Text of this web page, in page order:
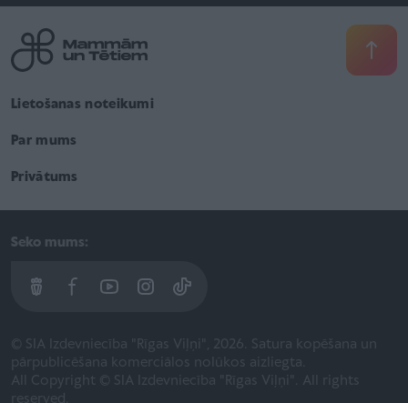
Lietošanas noteikumi
Par mums
Privātums
Seko mums:
© SIA Izdevniecība "Rīgas Viļņi", 2026. Satura kopēšana un
pārpublicēšana komerciālos nolūkos aizliegta.
All Copyright © SIA Izdevniecība "Rīgas Viļņi". All rights
reserved.